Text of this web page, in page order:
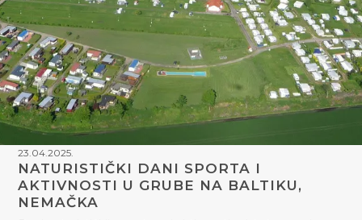
23.04.2025.
NATURISTIČKI DANI SPORTA I
AKTIVNOSTI U GRUBE NA BALTIKU,
NEMAČKA